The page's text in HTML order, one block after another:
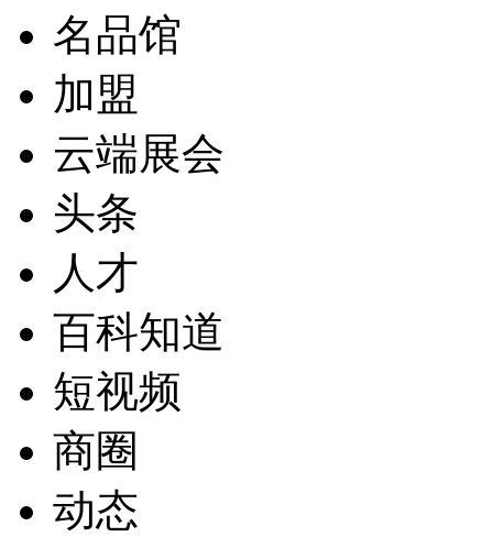
名品馆
加盟
云端展会
头条
人才
百科知道
短视频
商圈
动态